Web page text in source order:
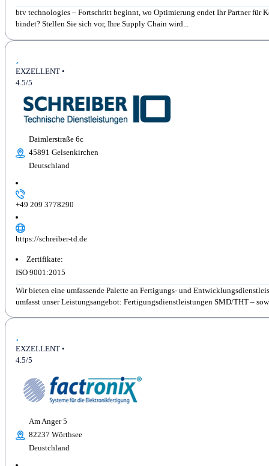
btv technologies – Fortschritt beginnt, wo Optimierung endet Ihr Partner für
bindet? Stellen Sie sich vor, Ihre Supply Chain wird...
Daimlerstraße 6c
45891 Gelsenkirchen
Deutschland
+49 209 3778290
https://schreiber-td.de
Zertifikate:
ISO 9001:2015
Wir bieten eine umfassende Palette an Fertigungs- und
umfasst unser Leistungsangebot: Fertigungsdienstleistungen SMD/THT –
EXZELLENT •
4.5/5
Am Anger 5
82237 Wörthsee
Deustchland
EXZELLENT •
4.5/5